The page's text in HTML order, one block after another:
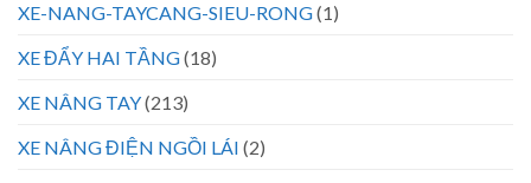
XE-NANG-TAYCANG-SIEU-RONG(1)
XE ĐẨY HAI TẦNG(18)
XE NÂNG TAY(213)
XE NÂNG ĐIỆN NGỒI LÁI (2)